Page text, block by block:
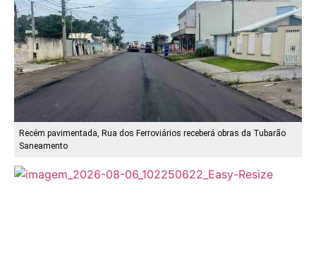
Recém pavimentada, Rua dos Ferroviários receberá obras da Tubarão
Saneamento